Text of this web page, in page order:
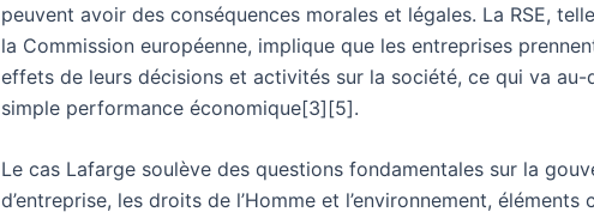
peuvent avoir des conséquences morales et légales. La RSE,
la Commission européenne, implique que les entreprises
effets de leurs décisions et activités sur la société, ce qui va au-
simple performance économique[3][5].
Le cas Lafarge soulève des questions fondamentales sur la
d’entreprise, les droits de l’Homme et l’environnement, éléments